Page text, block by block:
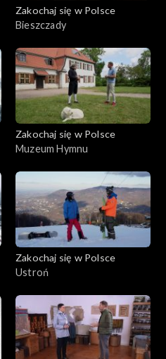
Zakochaj się w Polsce
Bieszczady
Zakochaj się w Polsce
Muzeum Hymnu
Zakochaj się w Polsce
Ustroń